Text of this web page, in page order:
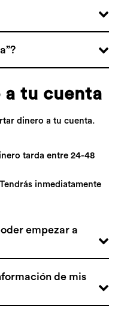
tu cuenta
dinero a tu cuenta.
tarda entre 24-48
inmediatamente
empezar a
de mis